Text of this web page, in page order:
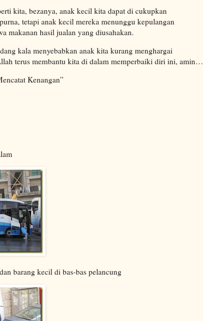
kita, bezanya, anak kecil kita dapat di cukupkan
tetapi anak kecil mereka menunggu kepulangan
makanan hasil jualan yang diusahakan.
kala menyebabkan anak kita kurang menghargai
terus membantu kita di dalam memperbaiki diri ini, amin…
Kenangan”
barang kecil di bas-bas pelancung